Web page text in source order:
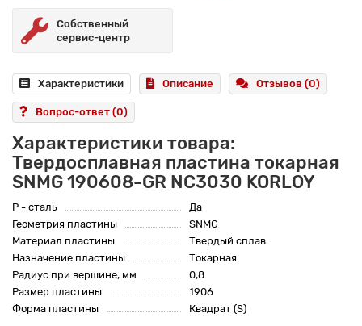
Собственный
сервис-центр
Характеристики Описание Отзывов (0)
Вопрос-ответ (0)
Характеристики товара:
Твердосплавная пластина токарная
SNMG 190608-GR NC3030 KORLOY
P - сталь
Да
Геометрия пластины
SNMG
Материал пластины
Твердый сплав
Назначение пластины
Токарная
Радиус при вершине, мм
0,8
Размер пластины
1906
Форма пластины
Квадрат (S)